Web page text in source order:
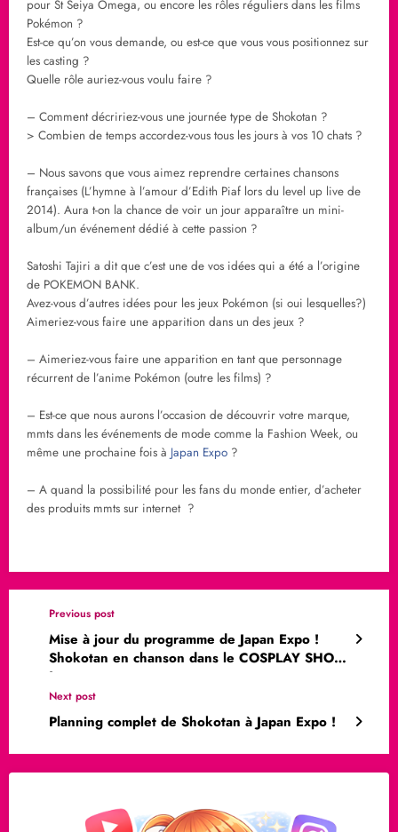
pour St Seiya Omega, ou encore les rôles réguliers dans les films
Pokémon ?
Est-ce qu’on vous demande, ou est-ce que vous vous positionnez sur
les casting ?
Quelle rôle auriez-vous voulu faire ?
– Comment décririez-vous une journée type de Shokotan ?
> Combien de temps accordez-vous tous les jours à vos 10 chats ?
– Nous savons que vous aimez reprendre certaines chansons
françaises (L’hymne à l’amour d’Edith Piaf lors du level up live de
2014). Aura t-on la chance de voir un jour apparaître un mini-
album/un événement dédié à cette passion ?
Satoshi Tajiri a dit que c’est une de vos idées qui a été a l’origine
de POKEMON BANK.
Avez-vous d’autres idées pour les jeux Pokémon (si oui lesquelles?)
Aimeriez-vous faire une apparition dans un des jeux ?
– Aimeriez-vous faire une apparition en tant que personnage
récurrent de l’anime Pokémon (outre les films) ?
– Est-ce que nous aurons l’occasion de découvrir votre marque,
mmts dans les événements de mode comme la Fashion Week, ou
même une prochaine fois à Japan Expo ?
– A quand la possibilité pour les fans du monde entier, d’acheter
des produits mmts sur internet ?
Previous post
Mise à jour du programme de Japan Expo !
Shokotan en chanson dans le COSPLAY SHOW
!
Next post
Planning complet de Shokotan à Japan Expo !